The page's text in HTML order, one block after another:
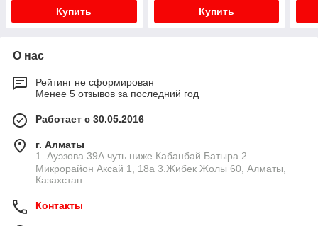
Купить Купить
О нас
Рейтинг не сформирован
Менее 5 отзывов за последний год
Работает с 30.05.2016
г. Алматы
1. Ауэзова 39А чуть ниже Кабанбай Батыра ㅤㅤㅤㅤㅤㅤㅤㅤㅤㅤㅤㅤㅤㅤ2. ​
Микрорайон Аксай 1, 18а 3.Жибек Жолы 60, Алматы,
Казахстан
Контакты